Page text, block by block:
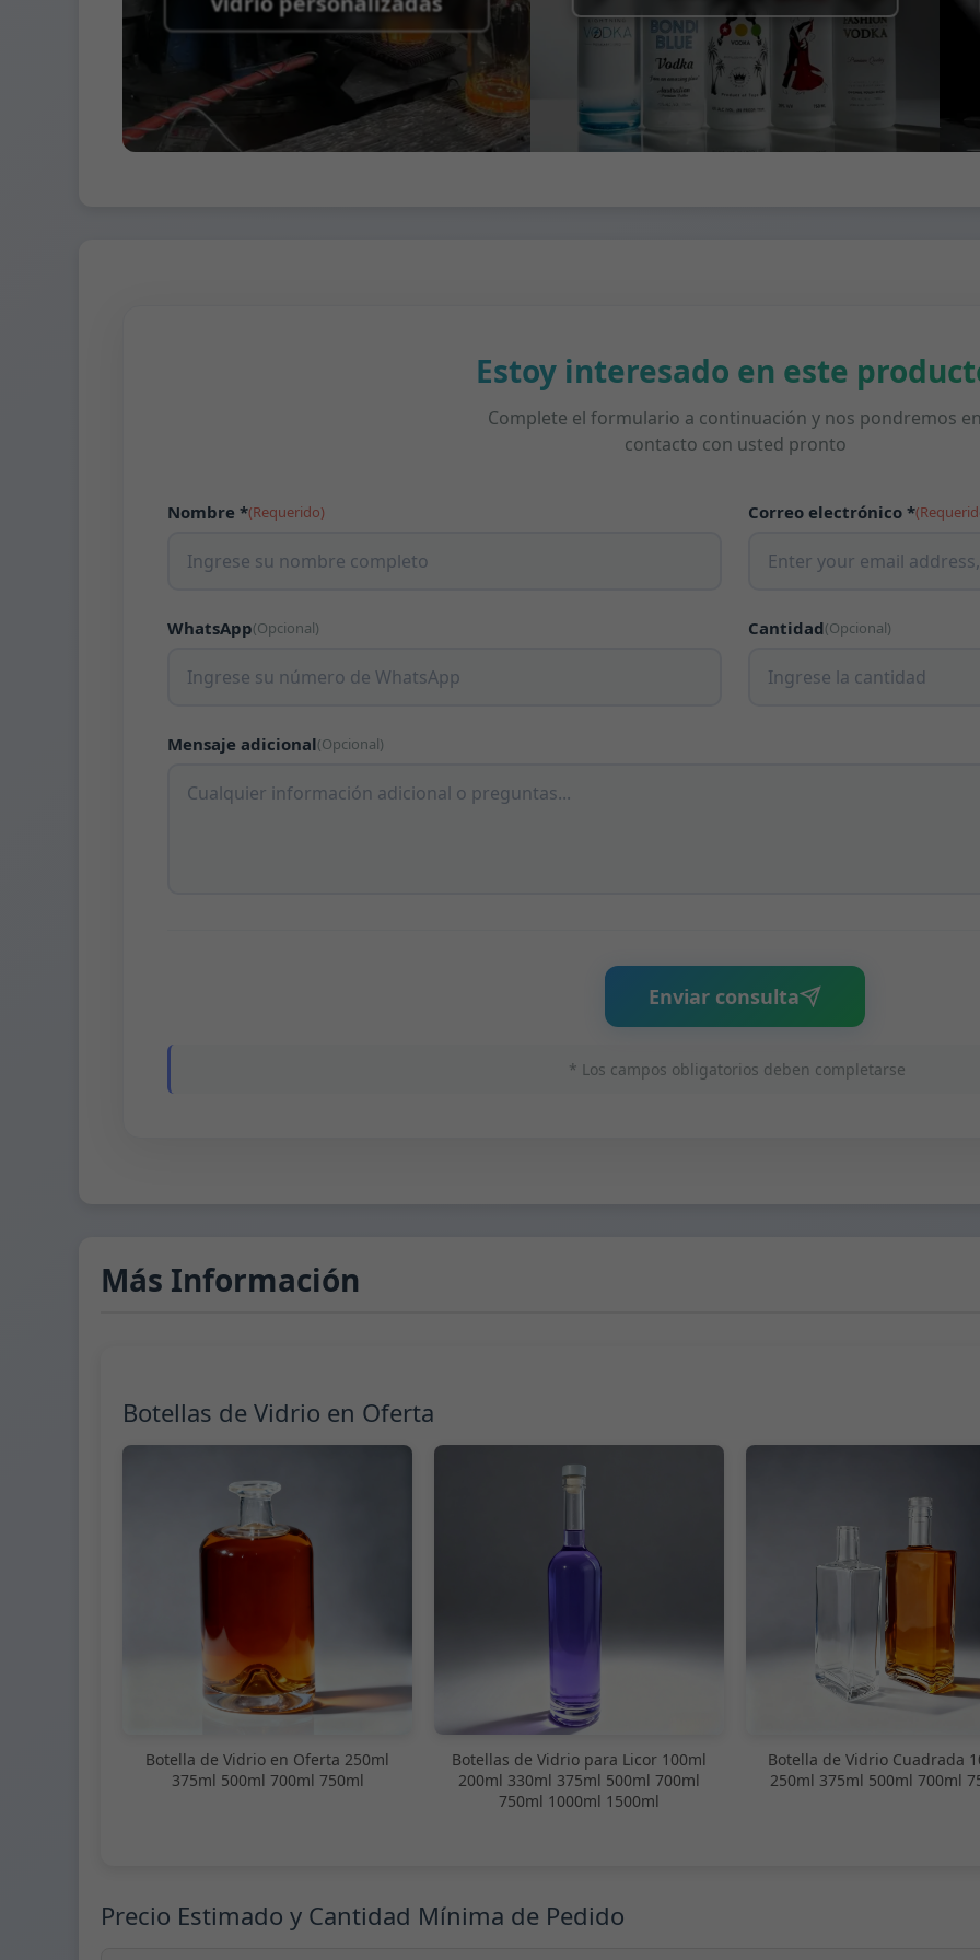
Estoy interesado en este
Complete el formulario a continuación y nos pondremos
contacto con usted pronto
Nombre *(Requerido) Correo electrónico *
WhatsApp(Opcional) Cantidad(Opcional)
Mensaje adicional(Opcional)
Enviar consulta
* Los campos obligatorios deben completarse
Más Información
Botellas de Vidrio en Oferta
Botella de Vidrio en Oferta 250ml
375ml 500ml 700ml 750ml
Botellas de Vidrio para Licor 100ml
200ml 330ml 375ml 500ml 700ml
750ml 1000ml 1500ml
Botella de Vidrio Cuadrada
250ml 375ml 500ml 700ml
Precio Estimado y Cantidad Mínima de Pedido